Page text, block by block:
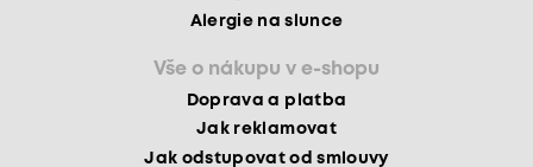
Alergie na slunce
Vše o nákupu v e-shopu
Doprava a platba
Jak reklamovat
Jak odstupovat od smlouvy